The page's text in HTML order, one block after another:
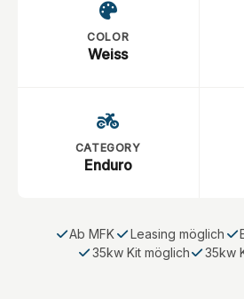
COLOR
Weiss
CATEGORY
Enduro
Ab MFK Leasing möglich
35kw Kit möglich
35kw